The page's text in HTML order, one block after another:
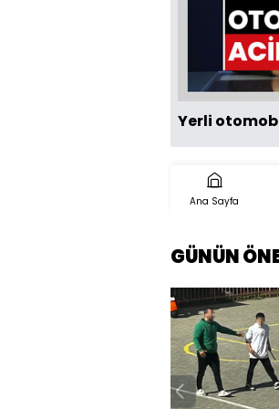
Yerli
Ana Sayfa
GÜNÜN